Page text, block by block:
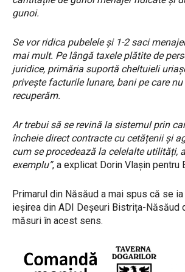
gunoi.
Se vor ridica pubelele și 1-2 saci
mai mult. Pe lângă taxele plătite de
juridice, primăria suportă cheltuieli
privește facturile lunare, bani pe care
recuperăm.
Ar trebui să se revină la sistemul prin
încheie direct contracte cu cetățenii și
cum se procedează la celelalte utilități,
exemplu”, a explicat Dorin Vlașin pentru
Primarul din Năsăud a mai spus că se
ieșirea din ADI Deșeuri Bistrița-Năsăud
măsuri în acest sens.